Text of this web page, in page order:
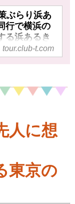
ぶらり浜あ
行で横浜の
る浜あるき
解散】｜ク
浜の歴史を再
へ！【現地集
申込ならクラ
tour.club-t.com
人に想
東京の